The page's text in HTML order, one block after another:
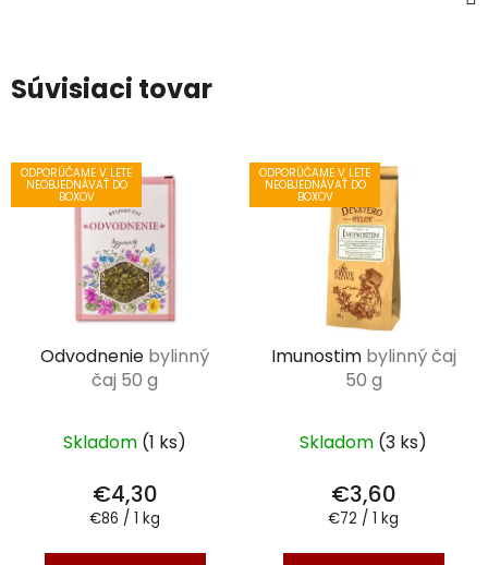
Súvisiaci tovar
ODPORÚČAME V LETE
NEOBJEDNÁVAŤ DO
BOXOV
Odvodnenie bylinný
čaj 50 g
Skladom (1 ks)
€4,30
Jednotková
€86 / 1 kg
ODPORÚČAME V LETE
NEOBJEDNÁVAŤ DO
BOXOV
Imunostim bylinný čaj
50 g
Skladom (3 ks)
€3,60
Jednotková
€72 / 1 kg